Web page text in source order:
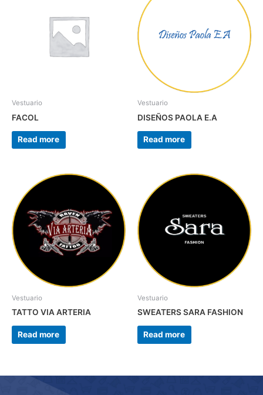
Vestuario
FACOL
Read more
Vestuario
DISEÑOS PAOLA E.A
Read more
Vestuario
TATTO VIA ARTERIA
Read more
Vestuario
SWEATERS SARA FASHION
Read more